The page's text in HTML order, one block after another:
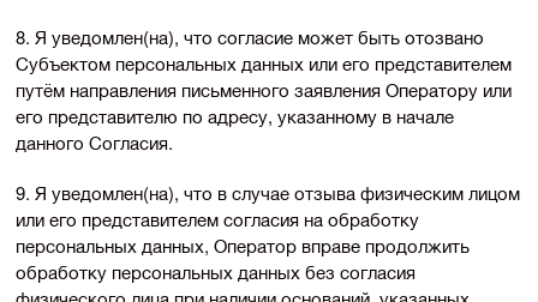
8. Я уведомлен(на), что согласие может быть отозвано
Субъектом персональных данных или его представителем
путём направления письменного заявления Оператору или
его представителю по адресу, указанному в начале
данного Согласия.
9. Я уведомлен(на), что в случае отзыва физическим лицом
или его представителем согласия на обработку
персональных данных, Оператор вправе продолжить
обработку персональных данных без согласия